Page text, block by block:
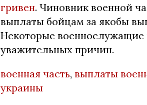
гривен. Чиновник военной
выплаты бойцам за якобы
Некоторые военнослужащие
уважительных причин.
военная часть, выплаты
украины